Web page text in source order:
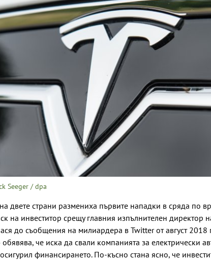
Seeger / dpa
двете страни размениха първите нападки в сряда по
на инвеститор срещу главния изпълнителен директор
до съобщения на милиардера в Twitter от август 2018
че иска да свали компанията за електрически
финансирането. По-късно стана ясно, че